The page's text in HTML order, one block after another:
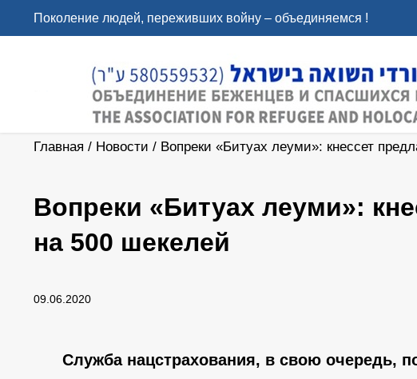
Поколение людей, переживших войну – объединяемся !
Главная / Новости / Вопреки «Битуах леуми»: кнессет
Вопреки «Битуах леуми»:
на 500 шекелей
09.06.2020
Служба нацстрахования, в свою очередь,